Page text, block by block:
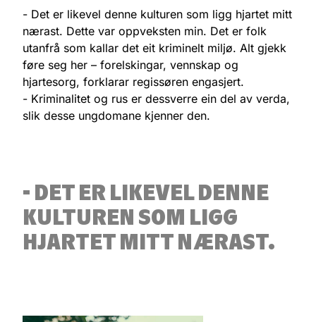
- Det er likevel denne kulturen som ligg hjartet mitt
nærast. Dette var oppveksten min. Det er folk
utanfrå som kallar det eit kriminelt miljø. Alt gjekk
føre seg her – forelskingar, vennskap og
hjartesorg, forklarar regissøren engasjert.
- Kriminalitet og rus er dessverre ein del av verda,
slik desse ungdomane kjenner den.
- DET ER LIKEVEL DENNE
KULTUREN SOM LIGG
HJARTET MITT NÆRAST.